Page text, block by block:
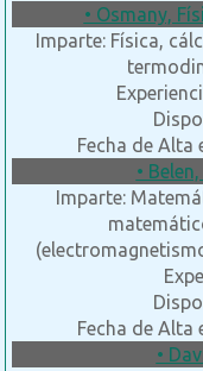
• Osmany,
Imparte: Física,
Fecha de Alta
•
Imparte:
Fecha de Alta
•